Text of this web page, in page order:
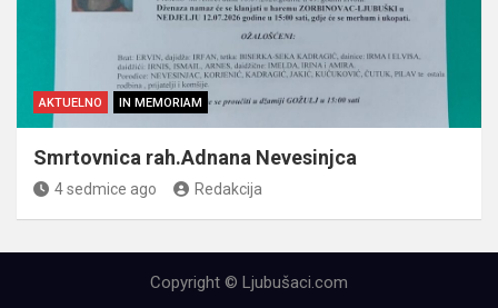
AKTUELNO IN MEMORIAM
Smrtovnica rah.Adnana Nevesinjca
4 sedmice ago Redakcija
Copyright © Ljubušaci.com